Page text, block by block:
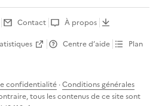
Contact
À propos
Centre d’aide
Plan
confidentialité ·Conditions générales
tous les contenus de ce site sont